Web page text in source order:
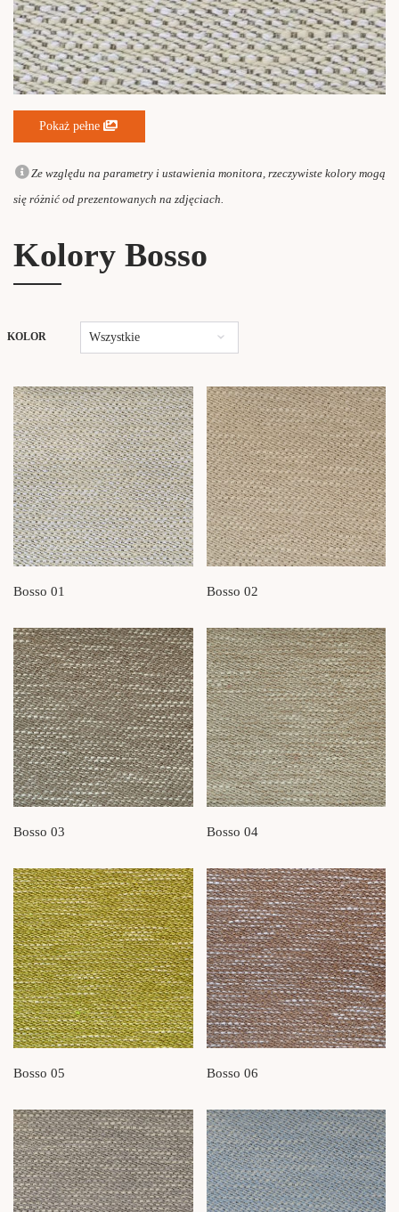
Pokaż pełne
Ze względu na parametry i ustawienia monitora, rzeczywiste kolory mogą
się różnić od prezentowanych na zdjęciach.
Kolory Bosso
KOLOR Wszystkie
Bosso 01 Bosso 02
Bosso 03 Bosso 04
Bosso 05 Bosso 06